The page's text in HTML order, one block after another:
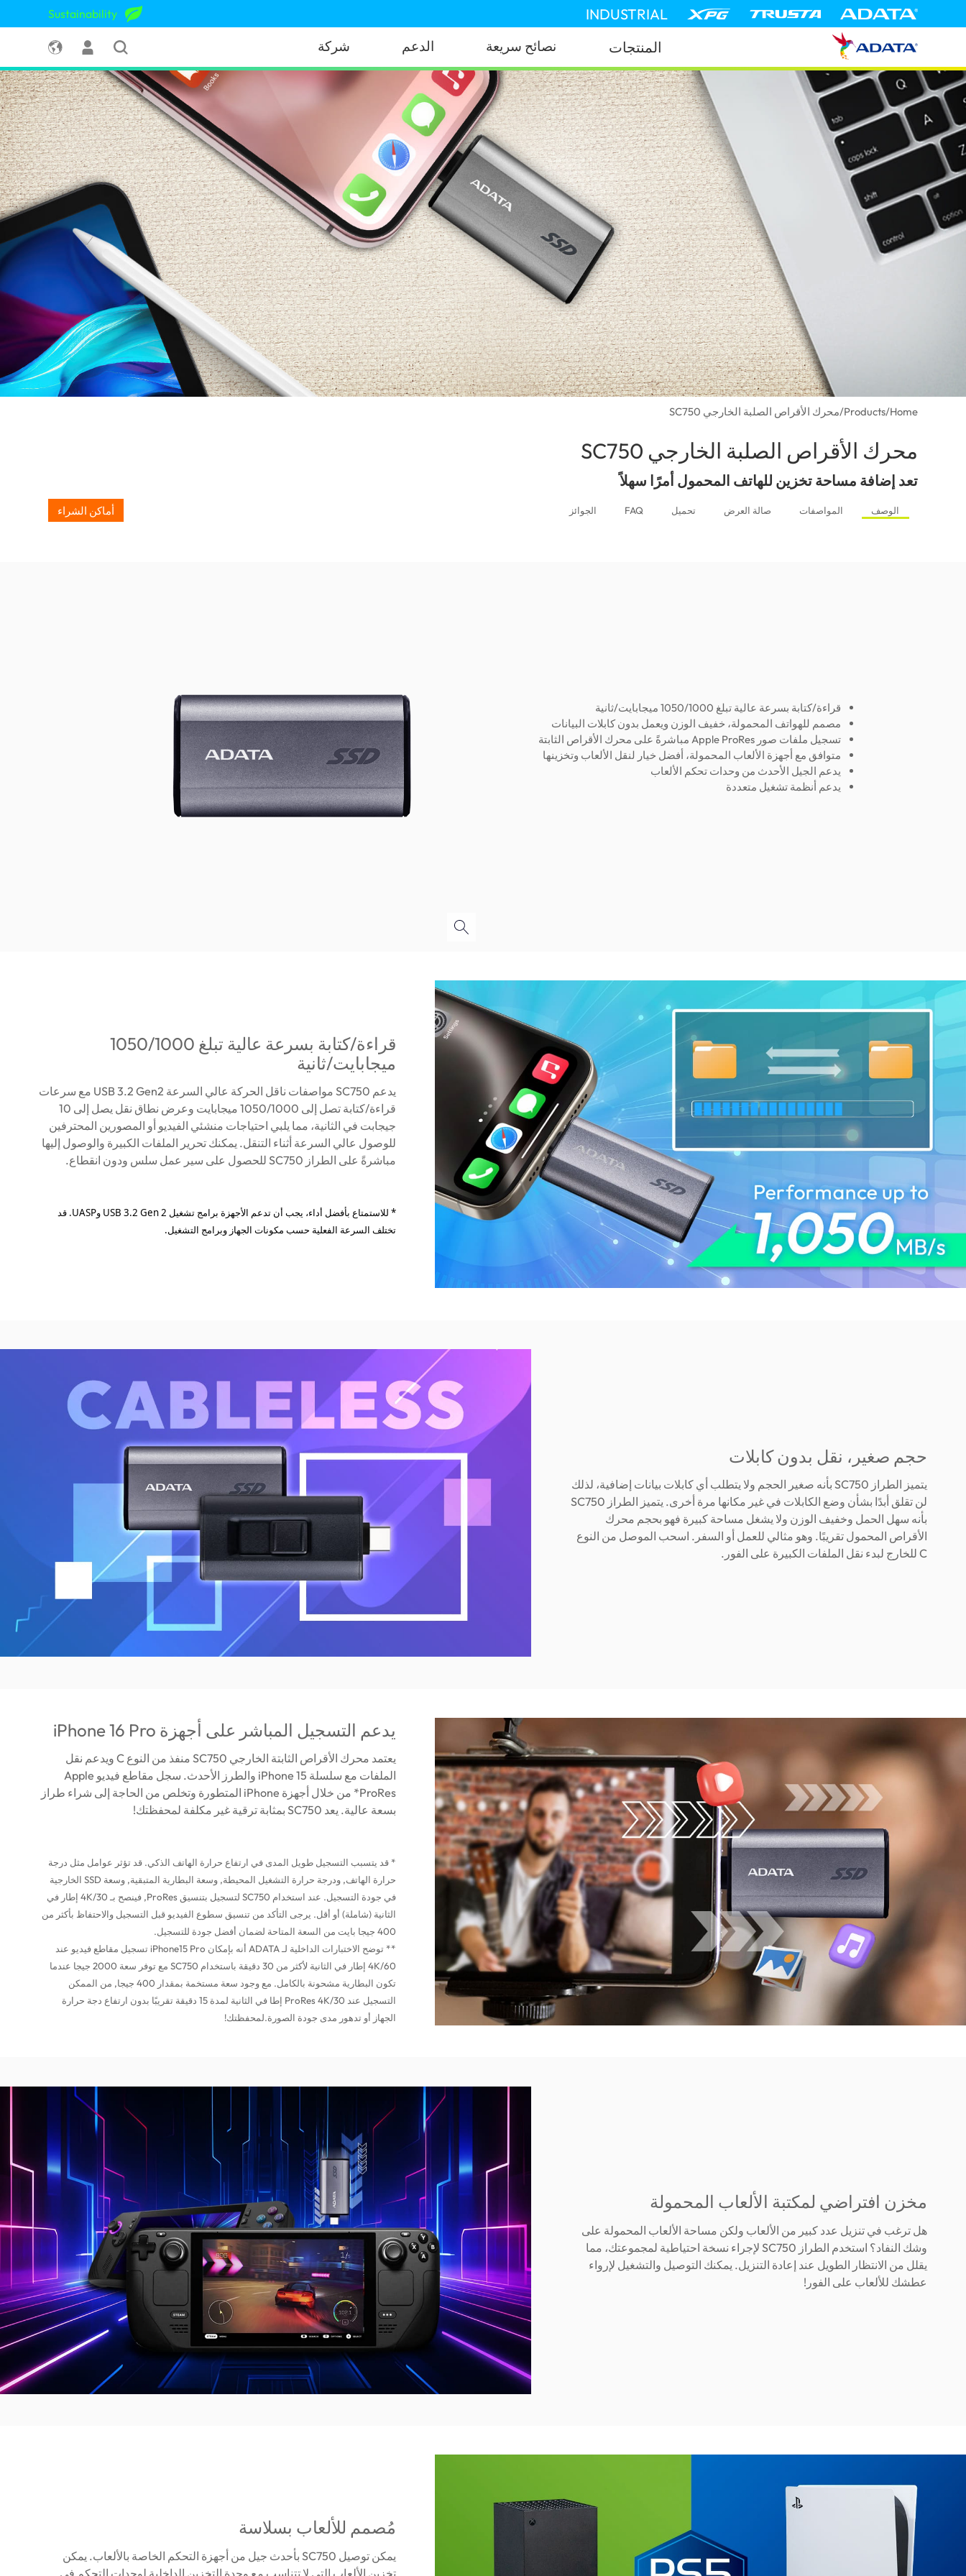
INDUSTRIAL
Sustainability
المنتجات نصائح سريعة الدعم شركة
Home
/
Products
/محرك الأقراص الصلبة الخارجي SC750
محرك الأقراص الصلبة الخارجي SC750
تعد إضافة مساحة تخزين للهاتف المحمول أمرًا سهلاً
الوصف المواصفات صالة العرض تحميل FAQ الجوائز أماكن الشراء
قراءة/كتابة بسرعة عالية تبلغ 1050/1000 ميجابايت/ثانية
مصمم للهواتف المحمولة، خفيف الوزن ويعمل بدون كابلات البيانات
تسجيل ملفات صور Apple ProRes مباشرةً على محرك الأقراص الثابتة
متوافق مع أجهزة الألعاب المحمولة، أفضل خيار لنقل الألعاب وتخزينها
يدعم الجيل الأحدث من وحدات تحكم الألعاب
يدعم أنظمة تشغيل متعددة
قراءة/كتابة بسرعة عالية تبلغ 1050/1000
ميجابايت/ثانية
يدعم SC750 مواصفات ناقل الحركة عالي السرعة USB 3.2 Gen2 مع سرعات
قراءة/كتابة تصل إلى 1050/1000 ميجابايت وعرض نطاق نقل يصل إلى 10
جيجابت في الثانية، مما يلبي احتياجات منشئي الفيديو أو المصورين المحترفين
للوصول عالي السرعة أثناء التنقل. يمكنك تحرير الملفات الكبيرة والوصول إليها
مباشرةً على الطراز SC750 للحصول على سير عمل سلس ودون انقطاع.
* للاستمتاع بأفضل أداء، يجب أن تدعم الأجهزة برامج تشغيل USB 3.2 Gen 2 وUASP. قد
تختلف السرعة الفعلية حسب مكونات الجهاز وبرامج التشغيل.
حجم صغير، نقل بدون كابلات
يتميز الطراز SC750 بأنه صغير الحجم ولا يتطلب أي كابلات بيانات إضافية، لذلك
لن تقلق أبدًا بشأن وضع الكابلات في غير مكانها مرة أخرى. يتميز الطراز SC750
بأنه سهل الحمل وخفيف الوزن ولا يشغل مساحة كبيرة فهو بحجم محرك
الأقراص المحمول تقريبًا. وهو مثالي للعمل أو السفر. اسحب الموصل من النوع
C للخارج لبدء نقل الملفات الكبيرة على الفور.
يدعم التسجيل المباشر على أجهزة iPhone 16 Pro
يعتمد محرك الأقراص الثابتة الخارجي SC750 منفذ من النوع C ويدعم نقل
الملفات مع سلسلة iPhone 15 والطرز الأحدث. سجل مقاطع فيديو Apple
ProRes* من خلال أجهزة iPhone المتطورة وتخلص من الحاجة إلى شراء طراز
بسعة عالية. يعد SC750 بمثابة ترقية غير مكلفة لمحفظتك!
* قد يتسبب التسجيل طويل المدى في ارتفاع حرارة الهاتف الذكي. قد تؤثر عوامل مثل درجة
حرارة الهاتف, ودرجة حرارة التشغيل المحيطة, وسعة البطارية المتبقية, وسعة SSD الخارجية
في جودة التسجيل. عند استخدام SC750 لتسجيل بتنسيق ProRes, فينصح بـ 4K/30 إطار في
الثانية (شاملة) أو أقل. يرجى التأكد من تنسيق سطوع الفيديو قبل التسجيل والاحتفاظ بأكثر من
400 جيجا بايت من السعة المتاحة لضمان أفضل جودة للتسجيل.
** توضح الاختبارات الداخلية لـ ADATA أنه بإمكان iPhone15 Pro تسجيل مقاطع فيديو عند
4K/60 إطار في الثانية لأكثر من 30 دقيقة باستخدام SC750 مع توفر سعة 2000 جيجا عندما
تكون البطارية مشحونة بالكامل. مع وجود سعة مستخمة بمقدار 400 جيجا, من الممكن
التسجيل عند ProRes 4K/30 إطا في الثانية لمدة 15 دقيقة تقريبًا بدون ارتفاع دجة حرارة
الجهاز أو تدهور مدى جودة الصورة.لمحفظتك!
مخزن افتراضي لمكتبة الألعاب المحمولة
هل ترغب في تنزيل عدد كبير من الألعاب ولكن مساحة الألعاب المحمولة على
وشك النفاد؟ استخدم الطراز SC750 لإجراء نسخة احتياطية لمجموعتك، مما
يقلل من الانتظار الطويل عند إعادة التنزيل. يمكنك التوصيل والتشغيل لإرواء
عطشك للألعاب على الفور!
مُصمم للألعاب بسلاسة
يمكن توصيل SC750 بأحدث جيل من أجهزة التحكم الخاصة بالألعاب. يمكن
تخزين الألعاب التي لا تتناسب مع وحدة التخزين الداخلية لوحدات التحكم في